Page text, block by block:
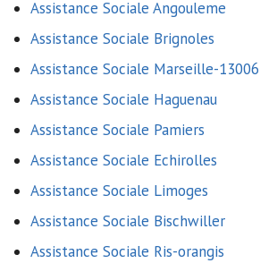
Assistance Sociale Angouleme
Assistance Sociale Brignoles
Assistance Sociale Marseille-13006
Assistance Sociale Haguenau
Assistance Sociale Pamiers
Assistance Sociale Echirolles
Assistance Sociale Limoges
Assistance Sociale Bischwiller
Assistance Sociale Ris-orangis